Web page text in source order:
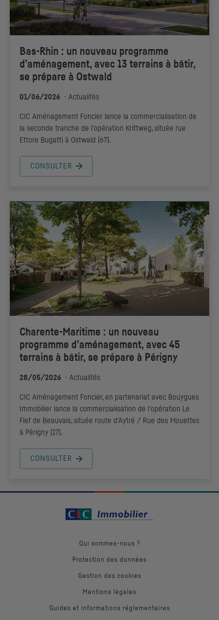
Bas-Rhin : un nouveau programme
d’aménagement, avec 13 terrains à bâtir,
se prépare à Ostwald
01/06/2026 - Actualités
CIC Aménagement Foncier lance la commercialisation de
la seconde tranche de l'opération Krittweg, située rue
Ettore Bugatti à Ostwald (67).
CONSULTER
Charente-Maritime : un nouveau
programme d’aménagement, avec 45
terrains à bâtir, se prépare à Périgny
28/05/2026 - Actualités
CIC Aménagement Foncier, en partenariat avec Bouygues
Immobilier lance la commercialisation de l'opération Le
Fief de Beauvais, située route d’Aytré / Rue des Mouettes
à Périgny (17).
CONSULTER
Qui sommes-nous ?
Protection des données
Gestion des cookies
Mentions légales
Guides et informations réglementaires